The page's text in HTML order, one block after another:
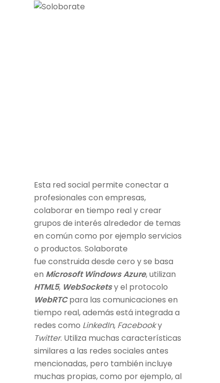
Esta red social permite conectar a
profesionales con empresas,
colaborar en tiempo real y crear
grupos de interés alrededor de temas
en común como por ejemplo servicios
o productos. Solaborate
fue construida desde cero y se basa
en Microsoft Windows Azure, utilizan
HTML5, WebSocketsy el protocolo
WebRTCpara las comunicaciones en
tiempo real, además está integrada a
redes como LinkedIn, Facebooky
Twitter. Utiliza muchas características
similares a las redes sociales antes
mencionadas, pero también incluye
muchas propias, como por ejemplo, al